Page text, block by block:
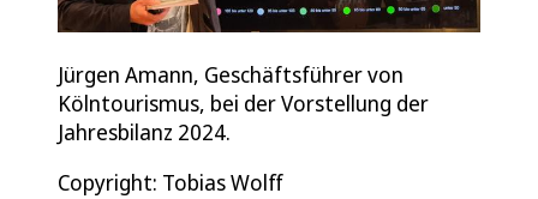
Jürgen Amann, Geschäftsführer von
Kölntourismus, bei der Vorstellung der
Jahresbilanz 2024.
Copyright: Tobias Wolff